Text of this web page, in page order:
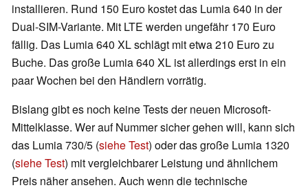
installieren. Rund 150 Euro kostet das Lumia 640 in der
Dual-SIM-Variante. Mit LTE werden ungefähr 170 Euro
fällig. Das Lumia 640 XL schlägt mit etwa 210 Euro zu
Buche. Das große Lumia 640 XL ist allerdings erst in ein
paar Wochen bei den Händlern vorrätig.
Bislang gibt es noch keine Tests der neuen Microsoft-
Mittelklasse. Wer auf Nummer sicher gehen will, kann sich
das Lumia 730/5 (siehe Test) oder das große Lumia 1320
(siehe Test) mit vergleichbarer Leistung und ähnlichem
Preis näher ansehen. Auch wenn die technische